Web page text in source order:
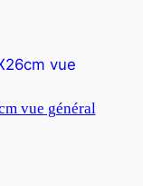
vue général